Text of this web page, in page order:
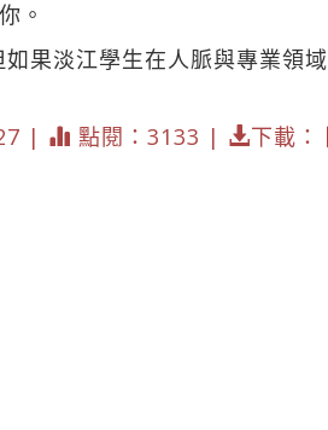
。
果淡江學生在人脈與專業領域
|
點閱：3133 | 下載：